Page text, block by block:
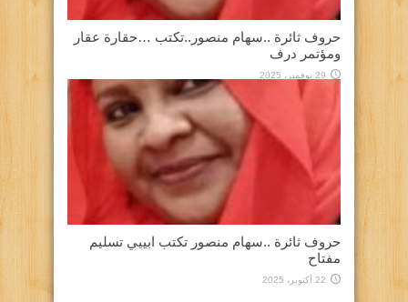
حروف ثائرة ..سهام منصور..تكتب …حقارة عقار
ومؤتمر درف
29 نوفمبر، 2025
حروف ثائرة ..سهام منصور تكتب ابييي تسليم
مفتاح
22 أكتوبر، 2025